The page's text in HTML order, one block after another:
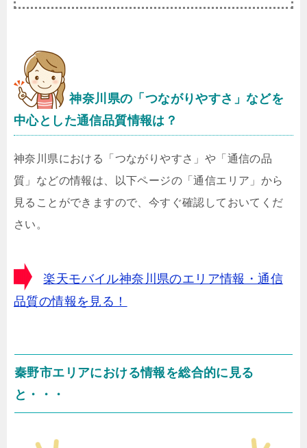
神奈川県の「つながりやすさ」などを
中心とした通信品質情報は？
神奈川県における「つながりやすさ」や「通信の品
質」などの情報は、以下ページの「通信エリア」から
見ることができますので、今すぐ確認しておいてくだ
さい。
楽天モバイル神奈川県のエリア情報・通信
品質の情報を見る！
秦野市エリアにおける情報を総合的に見る
と・・・